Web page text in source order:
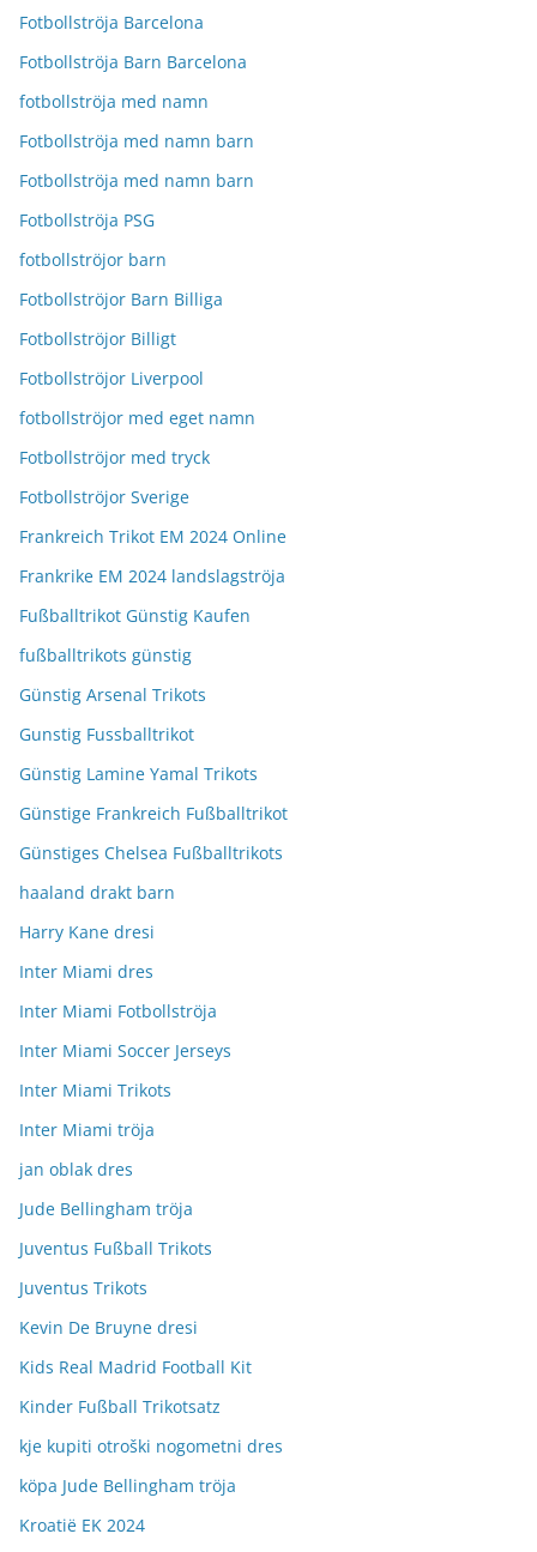
Fotbollströja Barcelona
Fotbollströja Barn Barcelona
fotbollströja med namn
Fotbollströja med namn barn
Fotbollströja med namn barn
Fotbollströja PSG
fotbollströjor barn
Fotbollströjor Barn Billiga
Fotbollströjor Billigt
Fotbollströjor Liverpool
fotbollströjor med eget namn
Fotbollströjor med tryck
Fotbollströjor Sverige
Frankreich Trikot EM 2024 Online
Frankrike EM 2024 landslagströja
Fußballtrikot Günstig Kaufen
fußballtrikots günstig
Günstig Arsenal Trikots
Gunstig Fussballtrikot
Günstig Lamine Yamal Trikots
Günstige Frankreich Fußballtrikot
Günstiges Chelsea Fußballtrikots
haaland drakt barn
Harry Kane dresi
Inter Miami dres
Inter Miami Fotbollströja
Inter Miami Soccer Jerseys
Inter Miami Trikots
Inter Miami tröja
jan oblak dres
Jude Bellingham tröja
Juventus Fußball Trikots
Juventus Trikots
Kevin De Bruyne dresi
Kids Real Madrid Football Kit
Kinder Fußball Trikotsatz
kje kupiti otroški nogometni dres
köpa Jude Bellingham tröja
Kroatië EK 2024